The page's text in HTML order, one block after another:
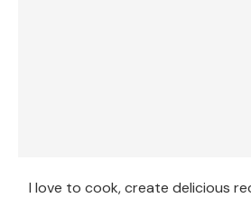
I love to cook, create delicious